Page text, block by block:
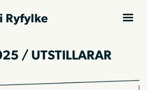
Ryfylke
/ UTSTILLARAR